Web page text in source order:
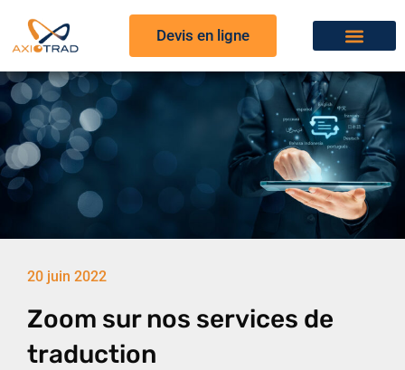
Devis en ligne
20 juin 2022
Zoom sur nos services de
traduction